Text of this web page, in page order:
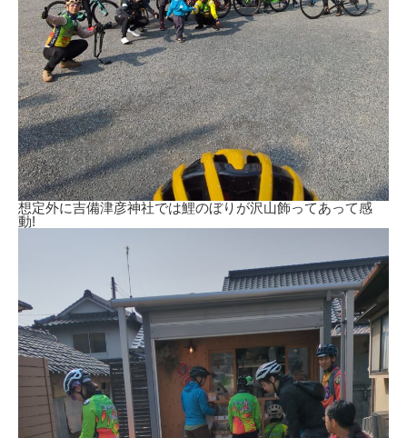
想定外に吉備津彦神社では鯉のぼりが沢山飾ってあって感
動!